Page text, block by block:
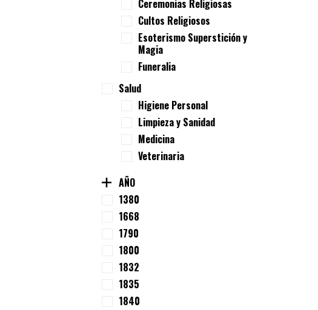
Ceremonias Religiosas
Cultos Religiosos
Esoterismo Superstición y
Magia
Funeralia
Salud
Higiene Personal
Limpieza y Sanidad
Medicina
Veterinaria
AÑO
1380
1668
1790
1800
1832
1835
1840